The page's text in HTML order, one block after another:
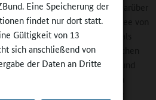
Eine Speicherung der
findet nur dort statt.
Gültigkeit von 13
sich anschließend von
der Daten an Dritte
Ganztagsschule entdecken. Darüber
nahezu programmlosen Idee von
auch eine oftmals
schul- und sozialpädagogischen
in schwierigen Lebens- und
sind neben mangelnden
Grundlagen auch die